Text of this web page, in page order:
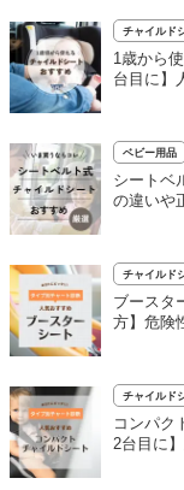
チャイルド
1歳から
台目に】
ベビー用品
シートベ
の違いや
チャイルド
ブースタ
方】危険
チャイルド
コンパク
2台目に